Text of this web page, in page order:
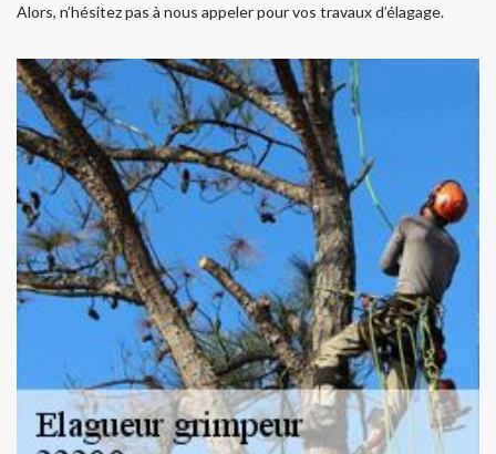
Alors, n’hésitez pas à nous appeler pour vos travaux d’élagage.